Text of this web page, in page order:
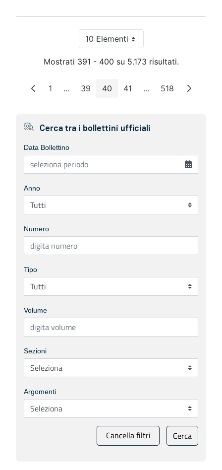
10 ElementiPer pagina
Mostrati 391 - 400 su 5.173 risultati.
Pagina
1 ...Pagine intermedie
Pagina
39 Pagina
40 Pagina
41 ...Pagine intermedie
Pagina
518
Cerca tra i bollettini ufficiali
Data Bollettino
Anno
Numero
Tipo
Volume
Sezioni
Argomenti
Cancella filtri Cerca